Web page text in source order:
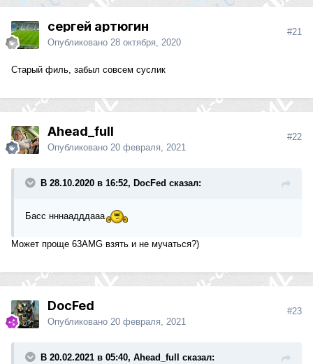
сергей артюгин
Опубликовано 28 октября, 2020
#21
Старый филь, забыл совсем суслик
Ahead_full
Опубликовано 20 февраля, 2021
#22
В 28.10.2020 в 16:52, DocFed сказал:
Басс нннаадддааа
Может проще 63AMG взять и не мучаться?)
DocFed
Опубликовано 20 февраля, 2021
#23
В 20.02.2021 в 05:40, Ahead_full сказал: